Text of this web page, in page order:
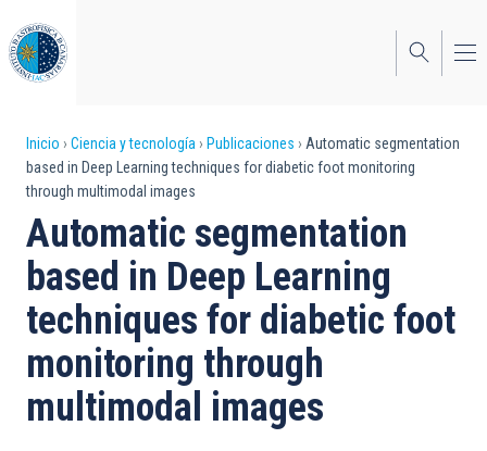
al
contenido
principal
Sobrescribir
enlaces
de
ayuda
a
la
navegación
Inicio Ciencia y tecnología Publicaciones
Automatic segmentation
based in Deep Learning techniques for diabetic foot monitoring
through multimodal images
Automatic segmentation
based in Deep Learning
techniques for diabetic foot
monitoring through
multimodal images